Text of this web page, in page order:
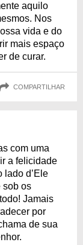
aquilo
Nos
vida e do
mais espaço
de curar.
COMPARTILHAR
com uma
a felicidade
lado d’Ele
sob os
Jamais
por
de sua